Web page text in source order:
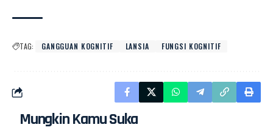
TAG: GANGGUAN KOGNITIF LANSIA FUNGSI KOGNITIF
Mungkin Kamu Suka